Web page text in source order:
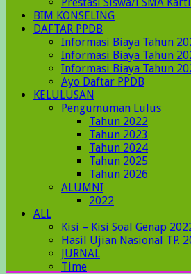
BIM KONSELING
DAFTAR PPDB
Informasi Biaya Tahun
Informasi Biaya Tahun
Informasi Biaya Tahun
Ayo Daftar PPDB
KELULUSAN
Pengumuman Lulus
Tahun 2022
Tahun 2023
Tahun 2024
Tahun 2025
Tahun 2026
ALUMNI
2022
ALL
Kisi – Kisi Soal Genap
Hasil Ujian Nasional TP.
JURNAL
Time